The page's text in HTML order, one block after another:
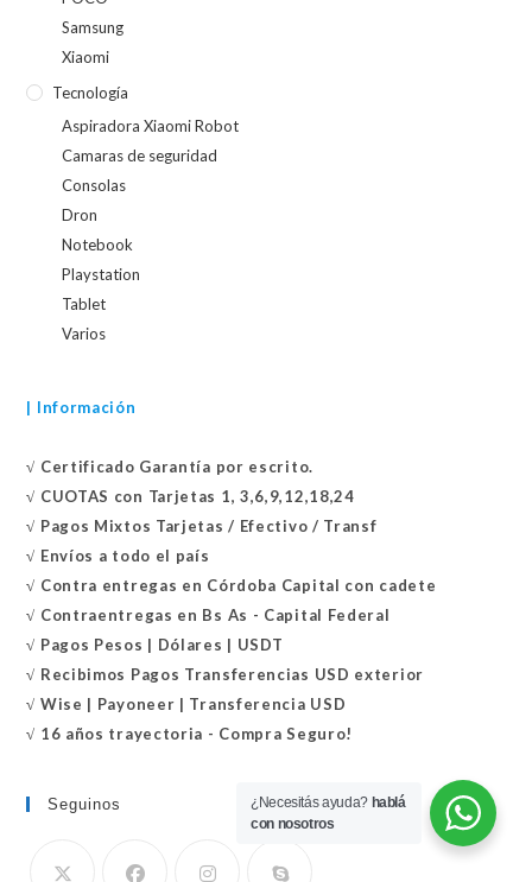
Samsung
Xiaomi
Tecnología
Aspiradora Xiaomi Robot
Camaras de seguridad
Consolas
Dron
Notebook
Playstation
Tablet
Varios
| Información
√ Certificado Garantía por escrito.
√ CUOTAS con Tarjetas 1, 3,6,9,12,18,24
√ Pagos Mixtos Tarjetas / Efectivo / Transf
√ Envíos a todo el país
√ Contra entregas en Córdoba Capital con cadete
√ Contraentregas en Bs As - Capital Federal
√ Pagos Pesos | Dólares | USDT
√ Recibimos Pagos Transferencias USD exterior
√ Wise | Payoneer | Transferencia USD
√ 16 años trayectoria - Compra Seguro!
Seguinos ¿Necesitás ayuda? hablá
con nosotros